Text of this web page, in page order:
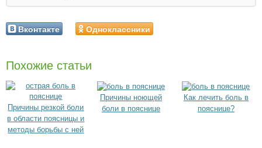
Вконтакте Одноклассники
Похожие статьи
Причины резкой боли
в области поясницы и
методы борьбы с ней
Причины ноющей
боли в пояснице
Как лечить боль в
пояснице?